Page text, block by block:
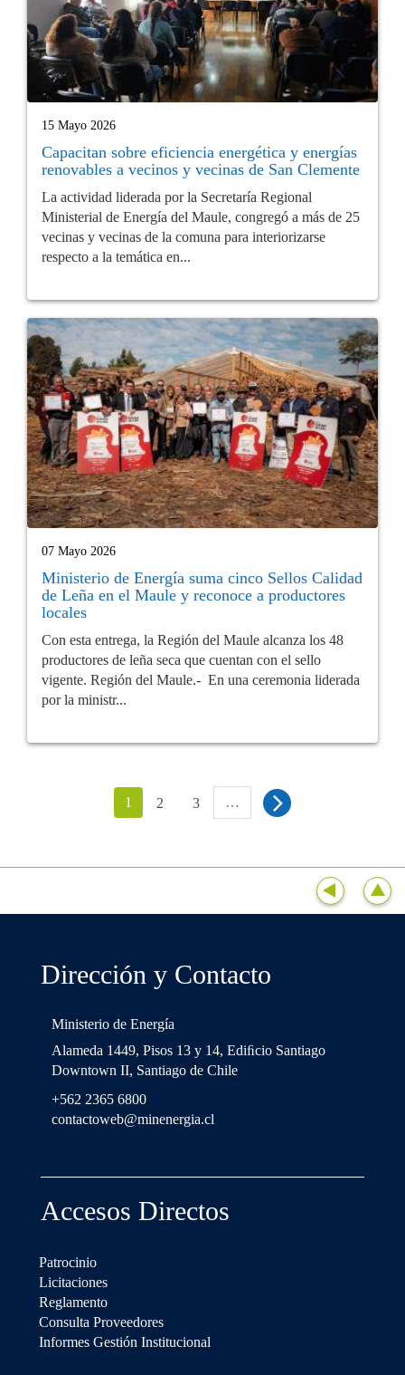
15 Mayo 2026
Capacitan sobre eficiencia energética y energías
renovables a vecinos y vecinas de San Clemente
La actividad liderada por la Secretaría Regional
Ministerial de Energía del Maule, congregó a más de 25
vecinas y vecinas de la comuna para interiorizarse
respecto a la temática en...
07 Mayo 2026
Ministerio de Energía suma cinco Sellos Calidad
de Leña en el Maule y reconoce a productores
locales
Con esta entrega, la Región del Maule alcanza los 48
productores de leña seca que cuentan con el sello
vigente. Región del Maule.- En una ceremonia liderada
por la ministr...
1 2 3 …
Dirección y Contacto
Ministerio de Energía
Alameda 1449, Pisos 13 y 14, Ediﬁcio Santiago
Downtown II, Santiago de Chile
+562 2365 6800
contactoweb@minenergia.cl
Accesos Directos
Patrocinio
Licitaciones
Reglamento
Consulta Proveedores
Informes Gestión Institucional